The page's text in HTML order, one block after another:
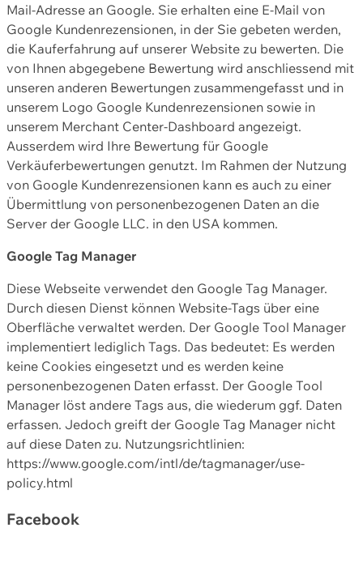
Mail-Adresse an Google. Sie erhalten eine E-Mail von
Google Kundenrezensionen, in der Sie gebeten werden,
die Kauferfahrung auf unserer Website zu bewerten. Die
von Ihnen abgegebene Bewertung wird anschliessend mit
unseren anderen Bewertungen zusammengefasst und in
unserem Logo Google Kundenrezensionen sowie in
unserem Merchant Center-Dashboard angezeigt.
Ausserdem wird Ihre Bewertung für Google
Verkäuferbewertungen genutzt. Im Rahmen der Nutzung
von Google Kundenrezensionen kann es auch zu einer
Übermittlung von personenbezogenen Daten an die
Server der Google LLC. in den USA kommen.
Google Tag Manager
Diese Webseite verwendet den Google Tag Manager.
Durch diesen Dienst können Website-Tags über eine
Oberfläche verwaltet werden. Der Google Tool Manager
implementiert lediglich Tags. Das bedeutet: Es werden
keine Cookies eingesetzt und es werden keine
personenbezogenen Daten erfasst. Der Google Tool
Manager löst andere Tags aus, die wiederum ggf. Daten
erfassen. Jedoch greift der Google Tag Manager nicht
auf diese Daten zu. Nutzungsrichtlinien:
https://www.google.com/intl/de/tagmanager/use-
policy.html
Facebook